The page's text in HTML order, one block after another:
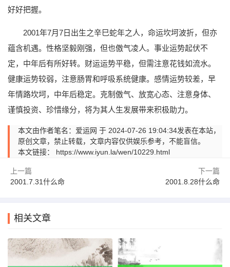
好好把握。
2001年7月7日出生之辛巳蛇年之人，命运坎坷波折，但亦
蕴含机遇。性格坚毅刚强，但也傲气凌人。事业运势起伏不
定，中年后有所好转。财运运势平稳，但需注意花钱如流水。
健康运势较弱，注意肠胃和呼吸系统健康。感情运势较差，早
年情路坎坷，中年后稳定。克制傲气、放宽心态、注意身体、
谨慎投资、珍惜缘分，将为其人生发展带来积极助力。
本文由作者笔名：爱运网 于 2024-07-26 19:04:34发表在本站，
原创文章，禁止转载，文章内容仅供娱乐参考，不能盲信。
本文链接： https://www.iyun.la/wen/10229.html
上一篇
2001.7.31什么命
下一篇
2001.8.28什么命
相关文章